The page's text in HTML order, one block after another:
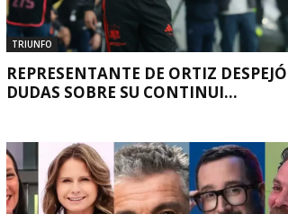
TRIUNFO
REPRESENTANTE DE ORTIZ DESPEJÓ
DUDAS SOBRE SU CONTINUI...